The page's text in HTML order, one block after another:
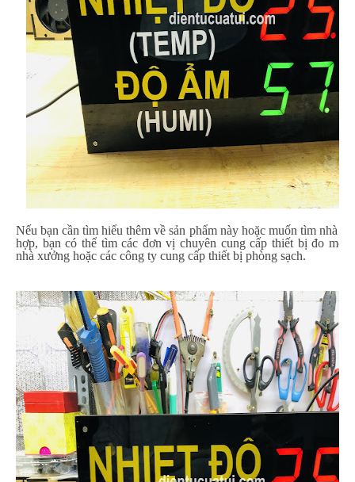
Nếu bạn cần tìm hiểu thêm về sản phẩm này hoặc muốn tìm nhà
hợp, bạn có thể tìm các đơn vị chuyên cung cấp thiết bị đo môi
nhà xưởng hoặc các công ty cung cấp thiết bị phòng sạch.